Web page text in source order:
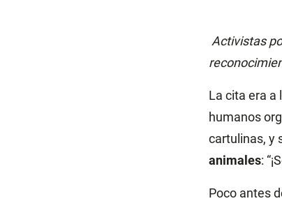
Activistas
La cita era a
humanos
cartulinas, y
animales:
Poco antes